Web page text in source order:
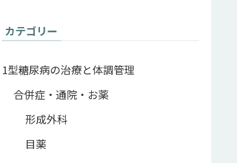
カテゴリー
1型糖尿病の治療と体調管理
合併症・通院・お薬
形成外科
目薬